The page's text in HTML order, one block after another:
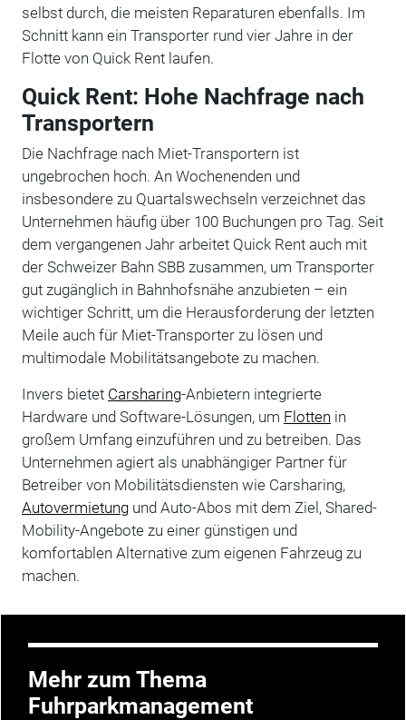
selbst durch, die meisten Reparaturen ebenfalls. Im
Schnitt kann ein Transporter rund vier Jahre in der
Flotte von Quick Rent laufen.
Quick Rent: Hohe Nachfrage nach
Transportern
Die Nachfrage nach Miet-Transportern ist
ungebrochen hoch. An Wochenenden und
insbesondere zu Quartalswechseln verzeichnet das
Unternehmen häufig über 100 Buchungen pro Tag. Seit
dem vergangenen Jahr arbeitet Quick Rent auch mit
der Schweizer Bahn SBB zusammen, um Transporter
gut zugänglich in Bahnhofsnähe anzubieten – ein
wichtiger Schritt, um die Herausforderung der letzten
Meile auch für Miet-Transporter zu lösen und
multimodale Mobilitätsangebote zu machen.
Invers bietet Carsharing-Anbietern integrierte
Hardware und Software-Lösungen, um Flotten in
großem Umfang einzuführen und zu betreiben. Das
Unternehmen agiert als unabhängiger Partner für
Betreiber von Mobilitätsdiensten wie Carsharing,
Autovermietungund Auto-Abos mit dem Ziel, Shared-
Mobility-Angebote zu einer günstigen und
komfortablen Alternative zum eigenen Fahrzeug zu
machen.
Mehr zum Thema
Fuhrparkmanagement